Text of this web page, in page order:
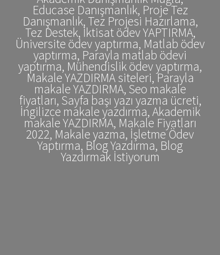
Educase Danışmanlık, Proje Tez
Danışmanlık, Tez Projesi Hazırlama,
Tez Destek, İktisat ödev YAPTIRMA,
Üniversite ödev yaptırma, Matlab ödev
yaptırma, Parayla matlab ödevi
yaptırma, Mühendislik ödev yaptırma,
Makale YAZDIRMA siteleri, Parayla
makale YAZDIRMA, Seo makale
fiyatları, Sayfa başı yazı yazma ücreti,
İngilizce makale yazdırma, Akademik
makale YAZDIRMA, Makale Fiyatları
2022, Makale yazma, İşletme Ödev
Yaptırma, Blog Yazdırma, Blog
Yazdırmak İstiyorum